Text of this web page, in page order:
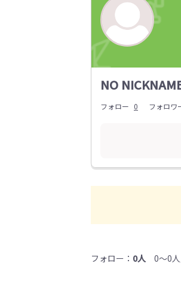
NO
フォロー 0 フォロワ
フォロー： 0人0～0人